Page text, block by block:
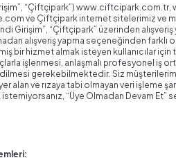
“Çiftçipark”)
ve Çiftçipark internet sitelerimiz ve
“Çiftçipark” üzerinden
alışveriş yapma seçeneğinden farklı
hizmet almak isteyen kullanıcılar için
işlenmesi, anlaşmalı profesyonel iş
gerekebilmektedir. Siz
yer alan ve rızaya tabi olmayan veri
istemiyorsanız, “Üye Olmadan Devam